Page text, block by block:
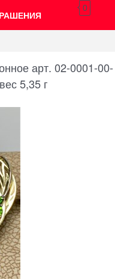
0
арт. 02-0001-00-
5,35 г